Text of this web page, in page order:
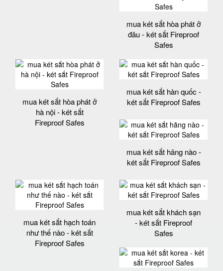
mua két sắt hòa phát ở
đâu - két sắt Fireproof
Safes
mua két sắt hòa phát ở
hà nội - két sắt
Fireproof Safes
mua két sắt hàn quốc -
két sắt Fireproof Safes
mua két sắt hãng nào -
két sắt Fireproof Safes
mua két sắt hạch toán
như thế nào - két sắt
Fireproof Safes
mua két sắt khách sạn
- két sắt Fireproof
Safes